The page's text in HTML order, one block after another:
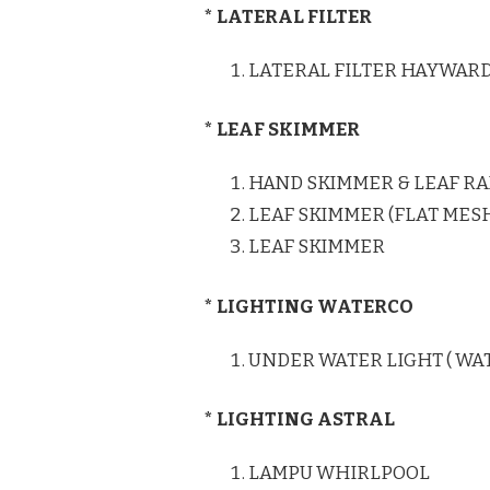
* LATERAL FILTER
LATERAL FILTER
* LEAF SKIMMER
HAND SKIMMER & LEAF
LEAF SKIMMER (FLAT
LEAF SKIMMER
* LIGHTING WATERCO
UNDER WATER LIGHT (
* LIGHTING ASTRAL
LAMPU WHIRLPOOL